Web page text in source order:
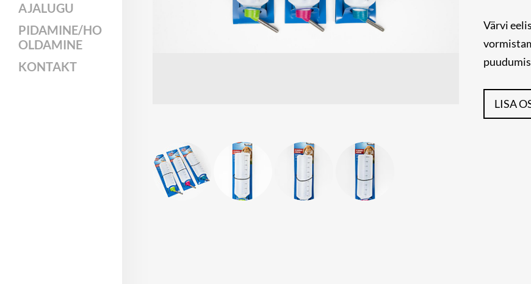
AJALUGU
PIDAMINE/HO
OLDAMINE
KONTAKT
Värvi
LISA